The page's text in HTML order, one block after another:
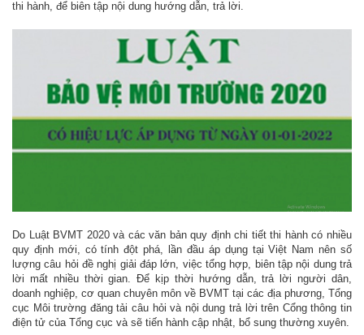
thi hành, để biên tập nội dung hướng dẫn, trả lời.
Do Luật BVMT 2020 và các văn bản quy định chi tiết thi hành có nhiều
quy định mới, có tính đột phá, lần đầu áp dụng tại Việt Nam nên số
lượng câu hỏi đề nghị giải đáp lớn, việc tổng hợp, biên tập nội dung trả
lời mất nhiều thời gian. Để kịp thời hướng dẫn, trả lời người dân,
doanh nghiệp, cơ quan chuyên môn về BVMT tại các địa phương, Tổng
cục Môi trường đăng tải câu hỏi và nội dung trả lời trên Cổng thông tin
điện tử của Tổng cục và sẽ tiến hành cập nhật, bổ sung thường xuyên.